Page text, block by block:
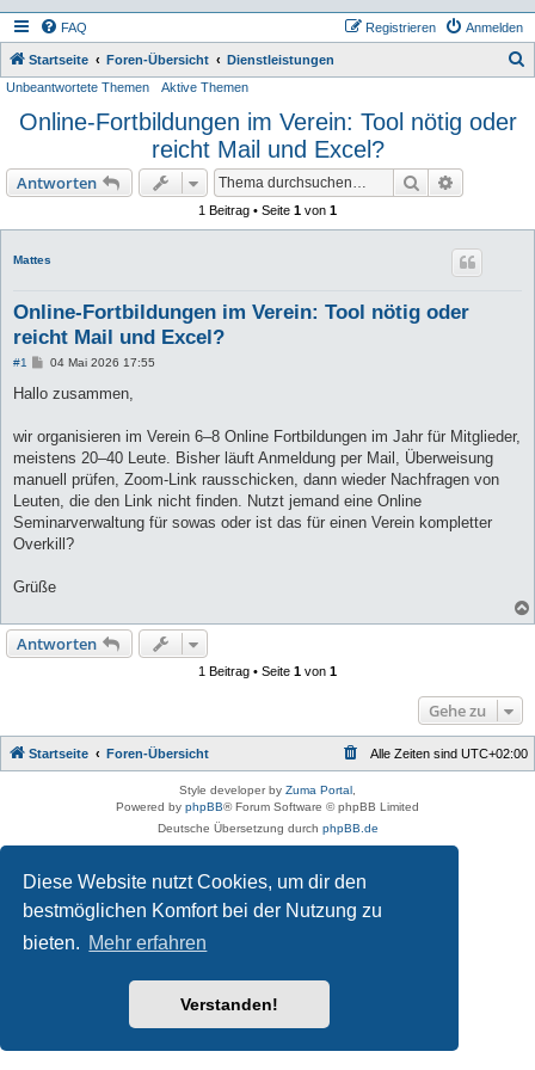
Diese Website nutzt Cookies, um dir den
bestmöglichen Komfort bei der Nutzung zu
bieten. Mehr erfahren
Verstanden!
FAQ Anmelden
Registrieren
Startseite Foren-Übersicht Dienstleistungen
Unbeantwortete Themen Aktive Themen
Online-Fortbildungen im Verein: Tool nötig oder
reicht Mail und Excel?
Antworten Suche
1 Beitrag • Seite 1 von 1
Mattes
Online-Fortbildungen im Verein: Tool nötig oder
reicht Mail und Excel?
#1
B
i
a
g
04 Mai 2026 17:55
Hallo zusammen,
wir organisieren im Verein 6–8 Online Fortbildungen im Jahr für Mitglieder,
meistens 20–40 Leute. Bisher läuft Anmeldung per Mail, Überweisung
manuell prüfen, Zoom-Link rausschicken, dann wieder Nachfragen von
Leuten, die den Link nicht finden. Nutzt jemand eine Online
Seminarverwaltung für sowas oder ist das für einen Verein kompletter
Overkill?
Grüße
Antworten
1 Beitrag • Seite 1 von 1
Gehe zu
Startseite Foren-Übersicht Alle Zeiten sind UTC+02:00
Style developer by Zuma Portal
Powered by phpBB® Forum Software © phpBB Limited
Deutsche Übersetzung durch phpBB.de
Datenschutz|Nutzungsbedingungen